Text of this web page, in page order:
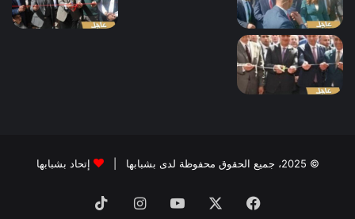
© 2025، جميع الحقوق محفوظة لدى بشبابها | إتحاد بشبابها
فيسبوك ‫YouTubeانستقرام